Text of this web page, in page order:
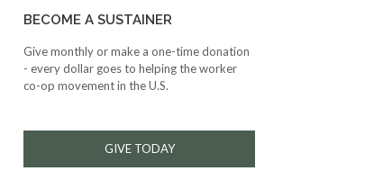
BECOME A SUSTAINER
Give monthly or make a one-time donation
- every dollar goes to helping the worker
co-op movement in the U.S.
GIVE TODAY